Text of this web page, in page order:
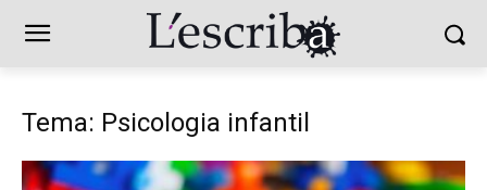
Tema: Psicologia infantil